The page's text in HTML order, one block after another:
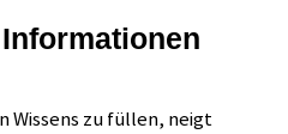
Wissens zu füllen, neigt